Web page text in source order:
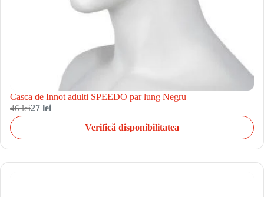
Casca de Innot adulti SPEEDO par lung Negru
46 lei27 lei
Verifică disponibilitatea